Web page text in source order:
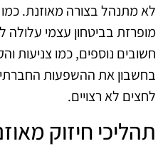
לא מתנהל בצורה מאוזנת.
מופרזת בביטחון עצמי
חשובים נוספים, כמו צניעות
בחשבון את ההשפעות
לחצים לא רצויים.
תהליכי חיזוק